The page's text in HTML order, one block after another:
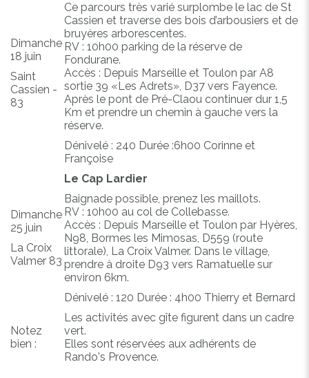
Dimanche
18 juin
Saint
Cassien -
83
Ce parcours très varié surplombe le lac de St
Cassien et traverse des bois d’arbousiers et de
bruyères arborescentes.
RV : 10h00 parking de la réserve de
Fondurane.
Accès : Depuis Marseille et Toulon par A8
sortie 39 «Les Adrets», D37 vers Fayence.
Après le pont de Pré-Claou continuer dur 1,5
Km et prendre un chemin à gauche vers la
réserve.
Dénivelé : 240 Durée :6h00 Corinne et
Françoise
Dimanche
25 juin
La Croix
Valmer 83
Le Cap Lardier
Baignade possible, prenez les maillots.
RV : 10h00 au col de Collebasse.
Accès : Depuis Marseille et Toulon par Hyères,
N98, Bormes les Mimosas, D559 (route
littorale), La Croix Valmer. Dans le village,
prendre à droite D93 vers Ramatuelle sur
environ 6km.
Dénivelé : 120 Durée : 4h00 Thierry et Bernard
Notez
bien :
Les activités avec gîte figurent dans un cadre
vert.
Elles sont réservées aux adhérents de
Rando's Provence.